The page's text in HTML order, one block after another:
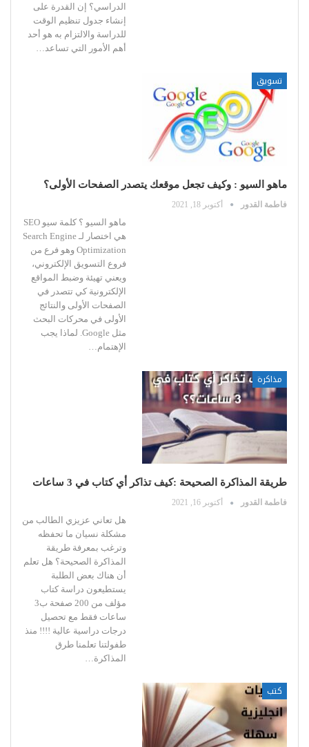
الدراسي؟ إن القدرة على
إنشاء جدول تنظيم الوقت
للدراسة والالتزام به هو أحد
أهم الأمور التي تساعد…
تسويق
ماهو السيو : وكيف تجعل موقعك يتصدر الصفحات الأولى؟
فاطمة القدور أكتوبر 18, 2021
ماهو السيو ؟ كلمة سيو SEO
هي اختصار لـ Search Engine
Optimization وهو فرع من
فروع التسويق الإلكتروني،
ويعني تهيئة وضبط المواقع
الإلكترونية كي تتصدر في
الصفحات الأولى والنتائج
الأولى في محركات البحث
مثل Google.
لماذا يجب
الإهتمام
مذاكرة
طريقة المذاكرة الصحيحة :كيف تذاكر أي كتاب في 3 ساعات
فاطمة القدور أكتوبر 16, 2021
هل تعاني عزيزي الطالب من
مشكلة نسيان ما تحفظه
وترغب بمعرفة طريقة
المذاكرة الصحيحة؟ هل تعلم
أن هناك بعض الطلبة
يستطيعون دراسة كتاب
مؤلف من 200 صفحة ب3
ساعات فقط مع تحصيل
درجات دراسية عالية !!!! منذ
طفولتنا تعلمنا طرق
المذاكرة…
كتب